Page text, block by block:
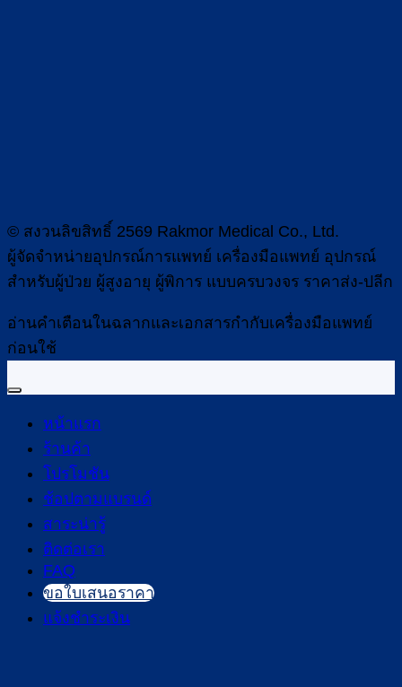
© สงวนลิขสิทธิ์ 2569 Rakmor Medical Co., Ltd.
ผู้จัดจำหน่ายอุปกรณ์การแพทย์ เครื่องมือแพทย์ อุปกรณ์
สำหรับผู้ป่วย ผู้สูงอายุ ผู้พิการ แบบครบวงจร ราคาส่ง-ปลีก
อ่านคำเตือนในฉลากและเอกสารกำกับเครื่องมือแพทย์
ก่อนใช้
หน้าแรก
ร้านค้า
โปรโมชัน
ช้อปตามแบรนด์
สาระน่ารู้
ติดต่อเรา
FAQ
ขอใบเสนอราคา
แจ้งชำระเงิน